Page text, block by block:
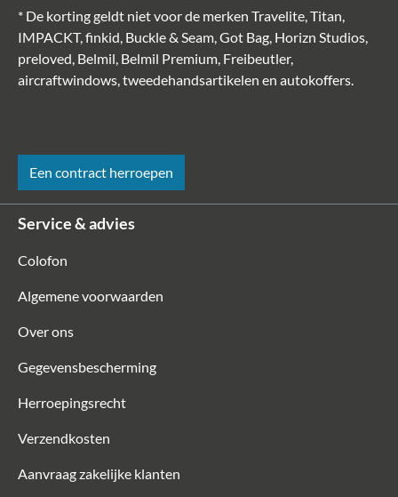
* De korting geldt niet voor de merken Travelite, Titan,
IMPACKT, finkid, Buckle & Seam, Got Bag, Horizn Studios,
preloved, Belmil, Belmil Premium, Freibeutler,
aircraftwindows, tweedehandsartikelen en autokoffers.
Een contract herroepen
Service & advies
Colofon
Algemene voorwaarden
Over ons
Gegevensbescherming
Herroepingsrecht
Verzendkosten
Aanvraag zakelijke klanten